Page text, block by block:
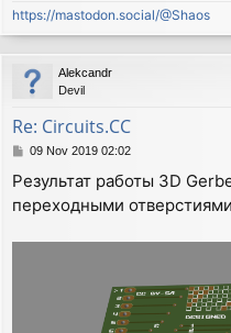
https://mastodon.social/@Shaos
Alekcandr
Devil
Re: Circuits.CC
P
s
t
09 Nov 2019 02:02
Результат работы 3D
переходными